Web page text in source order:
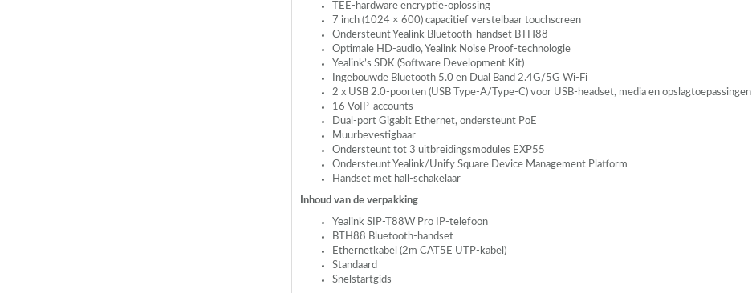
TEE-hardware encryptie-oplossing
7 inch (1024 × 600) capacitief verstelbaar touchscreen
Ondersteunt Yealink Bluetooth-handset BTH88
Optimale HD-audio, Yealink Noise Proof-technologie
Yealink’s SDK (Software Development Kit)
Ingebouwde Bluetooth 5.0 en Dual Band 2.4G/5G Wi-Fi
2 x USB 2.0-poorten (USB Type-A/Type-C) voor USB-headset, media en opslagtoepassingen
16 VoIP-accounts
Dual-port Gigabit Ethernet, ondersteunt PoE
Muurbevestigbaar
Ondersteunt tot 3 uitbreidingsmodules EXP55
Ondersteunt Yealink/Unify Square Device Management Platform
Handset met hall-schakelaar
Inhoud van de verpakking
Yealink SIP-T88W Pro IP-telefoon
BTH88 Bluetooth-handset
Ethernetkabel (2m CAT5E UTP-kabel)
Standaard
Snelstartgids